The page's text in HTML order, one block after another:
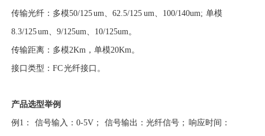
传输光纤：多模50/125 um、62.5/125 um、100/140um; 单模
8.3/125 um、9/125um、10/125um。
传输距离：多模2Km，单模20Km。
接口类型：FC 光纤接口。
产品选型举例
例1： 信号输入：0-5V； 信号输出：光纤信号； 响应时间：